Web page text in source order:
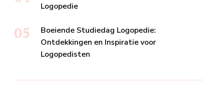
Logopedie
Boeiende Studiedag Logopedie:
Ontdekkingen en Inspiratie voor
Logopedisten